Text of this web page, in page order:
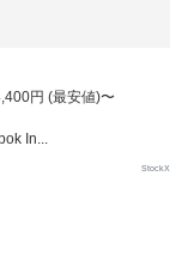
円 (最安値)〜
In...
StockX